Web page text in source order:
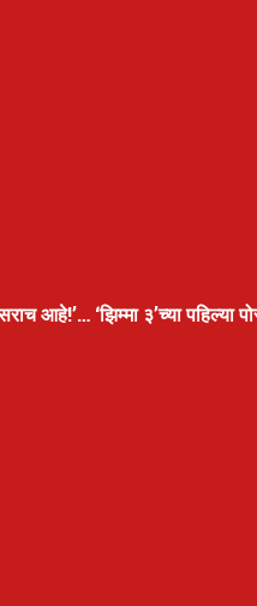
आहे!’… ‘झिम्मा ३’च्या पहिल्या